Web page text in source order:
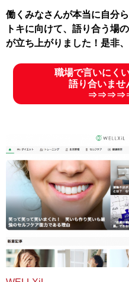
働くみなさんが本当に自分
トキに向けて、語り合う場
が立ち上がりました！是非
職場で言いにくい
語り合いませ